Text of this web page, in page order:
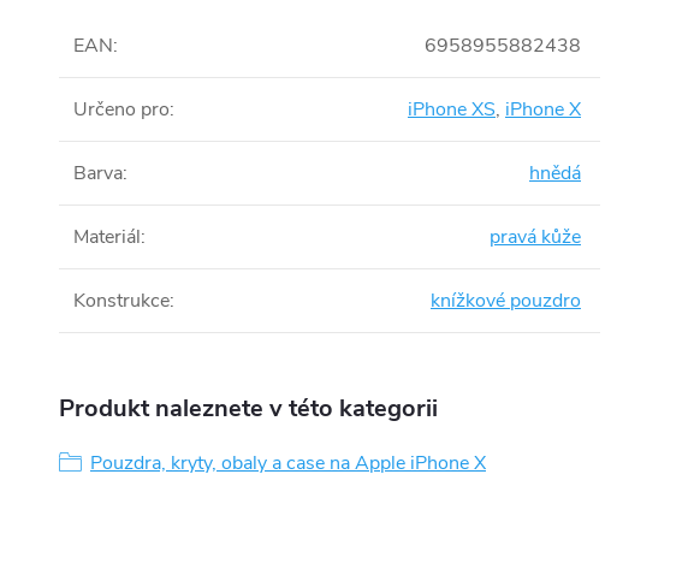
EAN: 6958955882438
Určeno pro: iPhone XS, iPhone X
Barva: hnědá
Materiál: pravá kůže
Konstrukce: knížkové pouzdro
Produkt naleznete v této kategorii
Pouzdra, kryty, obaly a case na Apple iPhone X